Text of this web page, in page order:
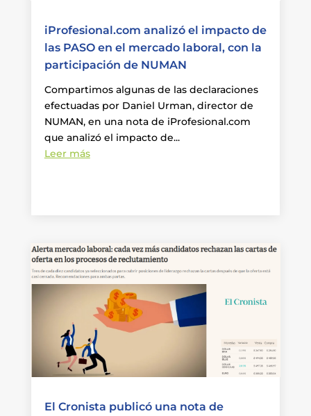
iProfesional.com analizó el impacto de
las PASO en el mercado laboral, con la
participación de NUMAN
Compartimos algunas de las declaraciones
efectuadas por Daniel Urman, director de
NUMAN, en una nota de iProfesional.com
que analizó el impacto de...
Leer más
El Cronista publicó una nota de